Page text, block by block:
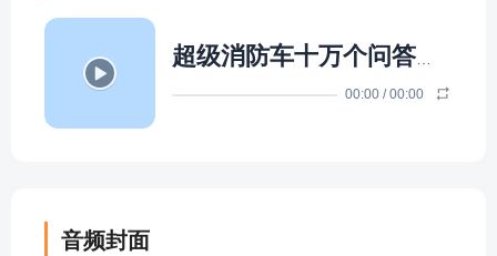
超级消防车十万个问答为什么| 蔬菜警长科普故事
00:00 /00:00
音频封面